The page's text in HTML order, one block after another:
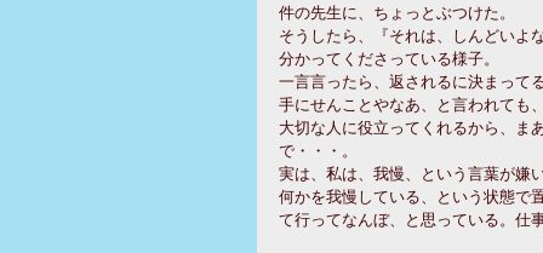
件の先生に、ちょっとぶつけた。
そうしたら、『それは、しんどいよ
分かってくださっている様子。
一言言ったら、返されるに決まって
手にせんことやなあ、と言われても
大切な人に役立ってくれるから、ま
で・・・。
実は、私は、我慢、という言葉が嫌い
何かを我慢している、という状態で
て行ってなんぼ、と思っている。仕